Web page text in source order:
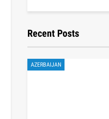
Recent Posts
AZERBAIJAN